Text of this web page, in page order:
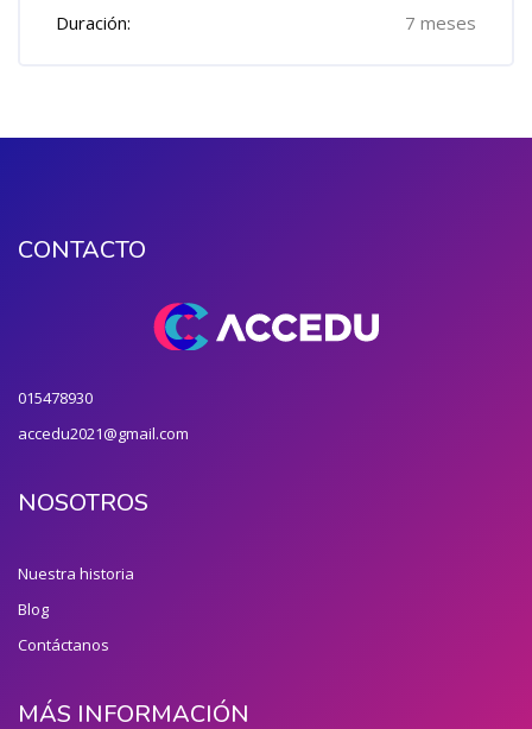
Duración: 7 meses
CONTACTO
015478930
accedu2021@gmail.com
NOSOTROS
Nuestra historia
Blog
Contáctanos
MÁS INFORMACIÓN